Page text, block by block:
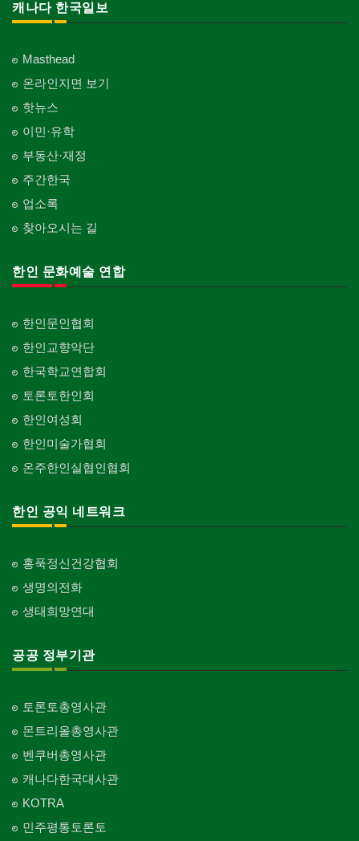
캐나다 한국일보
Masthead
온라인지면 보기
핫뉴스
이민·유학
부동산·재정
주간한국
업소록
찾아오시는 길
한인 문화예술 연합
한인문인협회
한인교향악단
한국학교연합회
토론토한인회
한인여성회
한인미술가협회
온주한인실협인협회
한인 공익 네트워크
홍푹정신건강협회
생명의전화
생태희망연대
공공 정부기관
토론토총영사관
몬트리올총영사관
벤쿠버총영사관
캐나다한국대사관
KOTRA
민주평통토론토